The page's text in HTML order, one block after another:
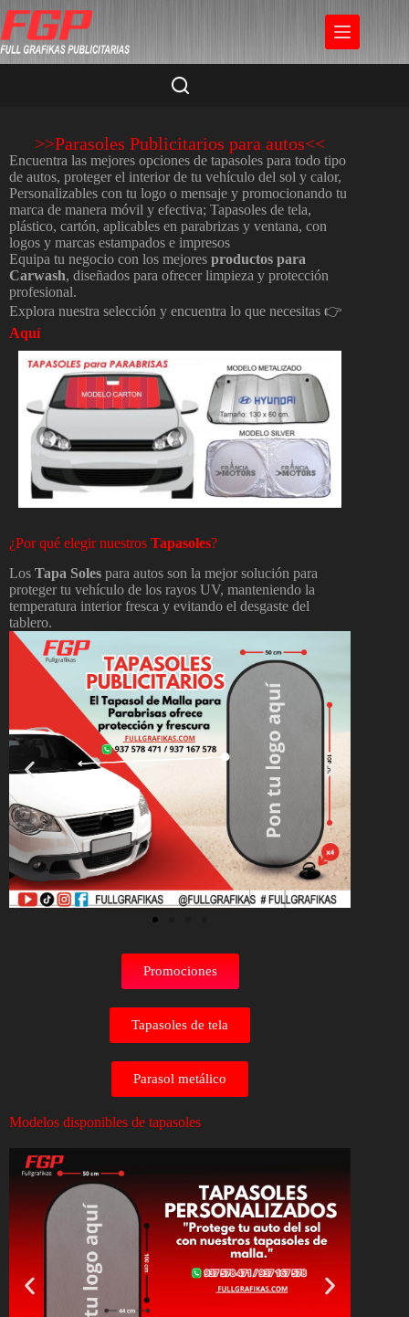
>>Parasoles Publicitarios para autos<<
Encuentra las mejores opciones de tapasoles para todo tipo
de autos, proteger el interior de tu vehículo del sol y calor,
Personalizables con tu logo o mensaje y promocionando tu
marca de manera móvil y efectiva; Tapasoles de tela,
plástico, cartón, aplicables en parabrizas y ventana, con
logos y marcas estampados e impresos
Equipa tu negocio con los mejores productos para
Carwash, diseñados para ofrecer limpieza y protección
profesional.
Explora nuestra selección y encuentra lo que necesitas 👉
Aquí
¿Por qué elegir nuestros Tapasoles?
Los Tapa Soles para autos son la mejor solución para
proteger tu vehículo de los rayos UV, manteniendo la
temperatura interior fresca y evitando el desgaste del
tablero.
Promociones
Tapasoles de tela
Parasol metálico
Modelos disponibles de tapasoles